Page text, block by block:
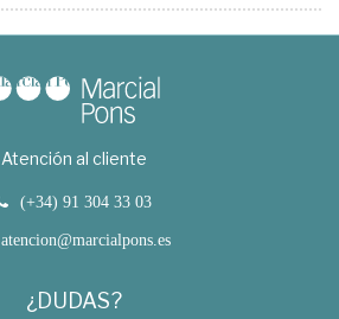
Atención al cliente
(+34) 91 304 33 03
atencion@marcialpons.es
¿DUDAS?